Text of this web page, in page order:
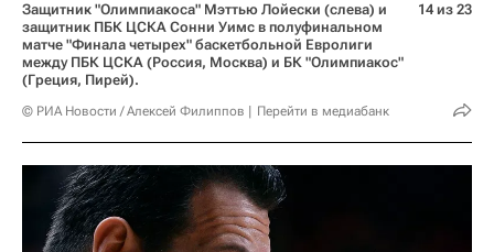
Защитник "Олимпиакоса" Мэттью Лойески (слева) и
защитник ПБК ЦСКА Сонни Уимс в полуфинальном
матче "Финала четырех" баскетбольной Евролиги
между ПБК ЦСКА (Россия, Москва) и БК "Олимпиакос"
(Греция, Пирей).
© РИА Новости / Алексей Филиппов Перейти в медиабанк
14 из 23